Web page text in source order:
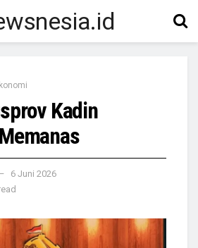
Kadin
6 Juni 2026